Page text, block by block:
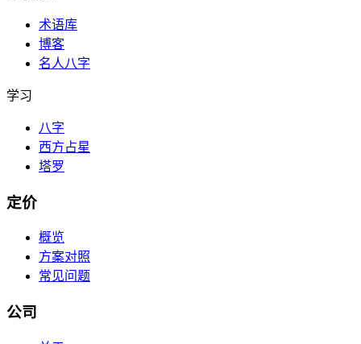
术语库
博客
名人八字
学习
八字
西方占星
塔罗
定价
概览
方案对照
常见问题
公司